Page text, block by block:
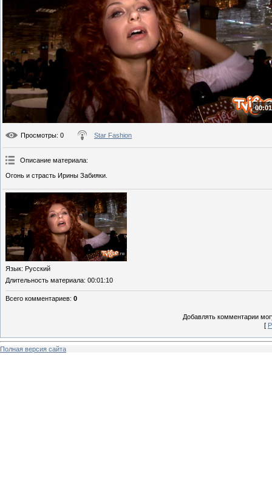
Просмотры: 0 Star Fashion
Описание материала:
Огонь и страсть Ирины Забияки.
Язык: Русский
Длительность материала: 00:01:10
Всего комментариев: 0
Добавлять комментарии
[
Полная версия сайта